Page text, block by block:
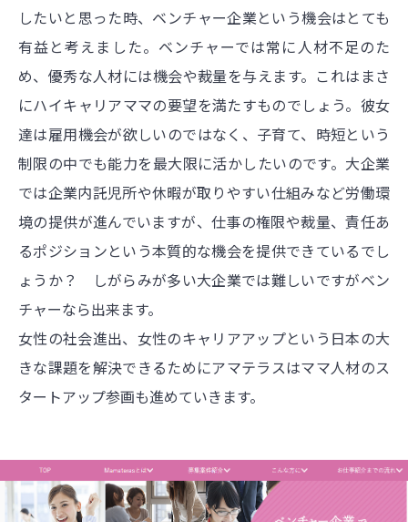
したいと思った時、ベンチャー企業という機会はとても
有益と考えました。ベンチャーでは常に人材不足のた
め、優秀な人材には機会や裁量を与えます。これはまさ
にハイキャリアママの要望を満たすものでしょう。彼女
達は雇用機会が欲しいのではなく、子育て、時短という
制限の中でも能力を最大限に活かしたいのです。大企業
では企業内託児所や休暇が取りやすい仕組みなど労働環
境の提供が進んでいますが、仕事の権限や裁量、責任あ
るポジションという本質的な機会を提供できているでし
ょうか？ しがらみが多い大企業では難しいですがベン
チャーなら出来ます。
女性の社会進出、女性のキャリアアップという日本の大
きな課題を解決できるためにアマテラスはママ人材のス
タートアップ参画も進めていきます。